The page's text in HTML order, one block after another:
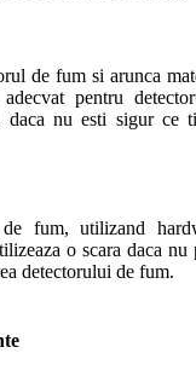
de fum si arunca
pentru
daca nu esti sigur ce
fum, utilizand
o scara daca nu
detectorului de fum.